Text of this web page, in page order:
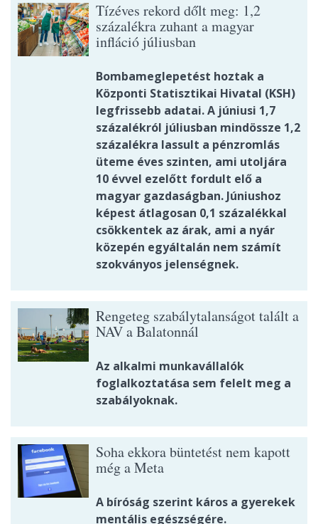
Tízéves rekord dőlt meg: 1,2
százalékra zuhant a magyar
infláció júliusban
Bombameglepetést hoztak a
Központi Statisztikai Hivatal (KSH)
legfrissebb adatai. A júniusi 1,7
százalékról júliusban mindössze 1,2
százalékra lassult a pénzromlás
üteme éves szinten, ami utoljára
10 évvel ezelőtt fordult elő a
magyar gazdaságban. Júniushoz
képest átlagosan 0,1 százalékkal
csökkentek az árak, ami a nyár
közepén egyáltalán nem számít
szokványos jelenségnek.
Rengeteg szabálytalanságot talált a
NAV a Balatonnál
Az alkalmi munkavállalók
foglalkoztatása sem felelt meg a
szabályoknak.
Soha ekkora büntetést nem kapott
még a Meta
A bíróság szerint káros a gyerekek
mentális egészségére.